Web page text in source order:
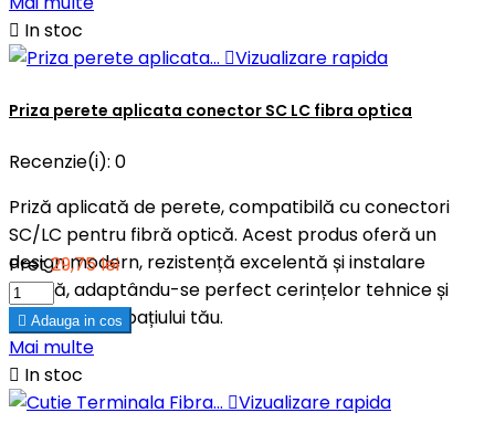
 In stoc
Vizualizare rapida
Priza perete aplicata conector SC LC fibra optica
Recenzie(i): 0
Priză aplicată de perete, compatibilă cu conectori
SC/LC pentru fibră optică. Acest produs oferă un
design modern, rezistență excelentă și instalare
rapidă, adaptându-se perfect cerințelor tehnice și
estetice ale spațiului tău.
Pret29,75 lei
 Adauga in cos
Mai multe
 In stoc
Vizualizare rapida